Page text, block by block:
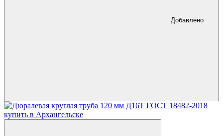
Добавлено